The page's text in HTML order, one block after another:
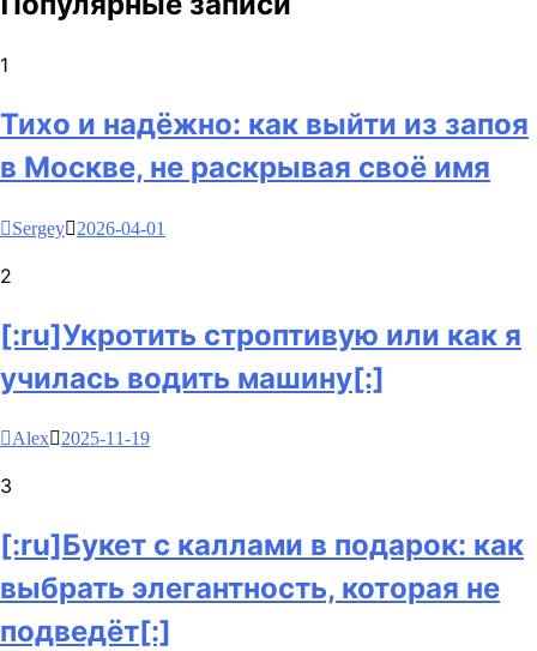
1
Тихо и надёжно: как выйти из запоя
в Москве, не раскрывая своё имя
Sergey 2026-04-01
2
[:ru]Укротить строптивую или как я
училась водить машину[:]
Alex 2025-11-19
3
[:ru]Букет с каллами в подарок: как
выбрать элегантность, которая не
подведёт[:]